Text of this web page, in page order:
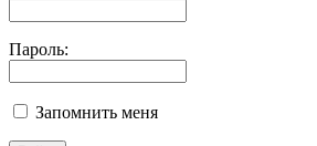
Пароль:
Запомнить меня